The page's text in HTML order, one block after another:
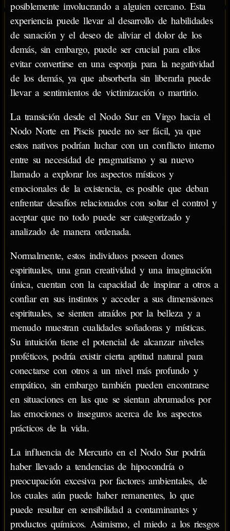
posiblemente involucrando a alguien cercano. Esta
experiencia puede llevar al desarrollo de habilidades
de sanación y el deseo de aliviar el dolor de los
demás, sin embargo, puede ser crucial para ellos
evitar convertirse en una esponja para la negatividad
de los demás, ya que absorberla sin liberarla puede
llevar a sentimientos de victimización o martirio.
La transición desde el Nodo Sur en Virgo hacia el
Nodo Norte en Piscis puede no ser fácil, ya que
estos nativos podrían luchar con un conflicto interno
entre su necesidad de pragmatismo y su nuevo
llamado a explorar los aspectos místicos y
emocionales de la existencia, es posible que deban
enfrentar desafíos relacionados con soltar el control y
aceptar que no todo puede ser categorizado y
analizado de manera ordenada.
Normalmente, estos individuos poseen dones
espirituales, una gran creatividad y una imaginación
única, cuentan con la capacidad de inspirar a otros a
confiar en sus instintos y acceder a sus dimensiones
espirituales, se sienten atraídos por la belleza y a
menudo muestran cualidades soñadoras y místicas.
Su intuición tiene el potencial de alcanzar niveles
proféticos, podría existir cierta aptitud natural para
conectarse con otros a un nivel más profundo y
empático, sin embargo también pueden encontrarse
en situaciones en las que se sientan abrumados por
las emociones o inseguros acerca de los aspectos
prácticos de la vida.
La influencia de Mercurio en el Nodo Sur podría
haber llevado a tendencias de hipocondría o
preocupación excesiva por factores ambientales, de
los cuales aún puede haber remanentes, lo que
puede resultar en sensibilidad a contaminantes y
productos químicos. Asimismo, el miedo a los riesgos